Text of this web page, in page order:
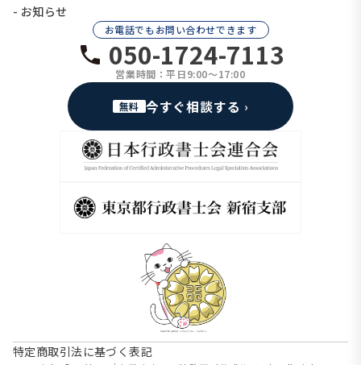
- お知らせ
お電話でもお問い合わせできます
050-1724-7113
営業時間：平日9:00〜17:00
無料 今すぐ相談する
特定商取引法に基づく表記